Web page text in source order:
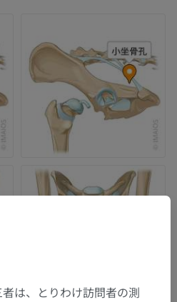
は、とりわけ訪問者の測